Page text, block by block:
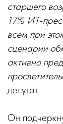
старшего
17% ИТ-
всем при
сценарии
активно
депутат.
Он